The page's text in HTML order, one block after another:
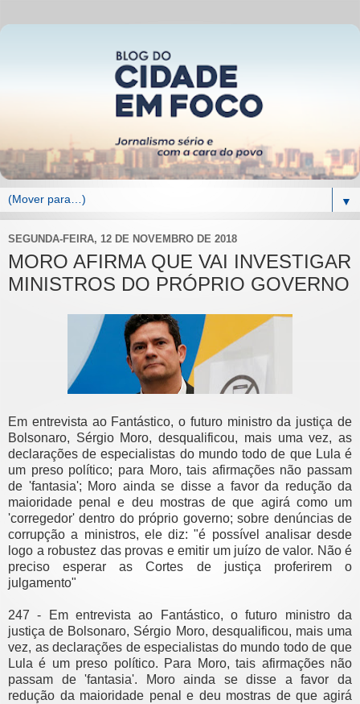
▼
SEGUNDA-FEIRA, 12 DE NOVEMBRO DE 2018
MORO AFIRMA QUE VAI INVESTIGAR
MINISTROS DO PRÓPRIO GOVERNO
Em entrevista ao Fantástico, o futuro ministro da justiça de
Bolsonaro, Sérgio Moro, desqualificou, mais uma vez, as
declarações de especialistas do mundo todo de que Lula é
um preso político; para Moro, tais afirmações não passam
de 'fantasia'; Moro ainda se disse a favor da redução da
maioridade penal e deu mostras de que agirá como um
'corregedor' dentro do próprio governo; sobre denúncias de
corrupção a ministros, ele diz: "é possível analisar desde
logo a robustez das provas e emitir um juízo de valor. Não é
preciso esperar as Cortes de justiça proferirem o
julgamento"
247 - Em entrevista ao Fantástico, o futuro ministro da
justiça de Bolsonaro, Sérgio Moro, desqualificou, mais uma
vez, as declarações de especialistas do mundo todo de que
Lula é um preso político. Para Moro, tais afirmações não
passam de 'fantasia'. Moro ainda se disse a favor da
redução da maioridade penal e deu mostras de que agirá